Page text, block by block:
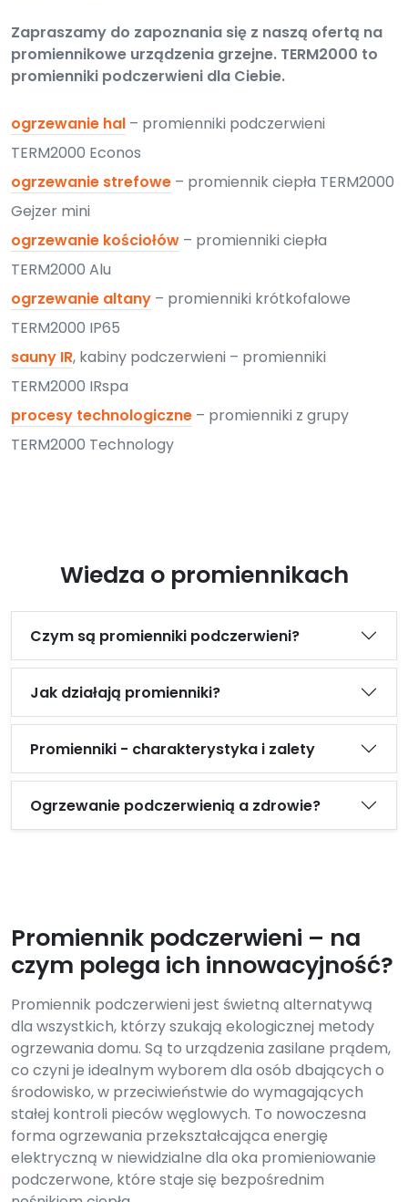
Zapraszamy do zapoznania się z naszą ofertą na
promiennikowe urządzenia grzejne. TERM2000 to
promienniki podczerwieni dla Ciebie.
ogrzewanie hal – promienniki podczerwieni
TERM2000 Econos
ogrzewanie strefowe – promiennik ciepła TERM2000
Gejzer mini
ogrzewanie kościołów – promienniki ciepła
TERM2000 Alu
ogrzewanie altany – promienniki krótkofalowe
TERM2000 IP65
sauny IR, kabiny podczerwieni – promienniki
TERM2000 IRspa
procesy technologiczne – promienniki z grupy
TERM2000 Technology
Wiedza o promiennikach
Czym są promienniki podczerwieni?
Jak działają promienniki?
Promienniki - charakterystyka i zalety
Ogrzewanie podczerwienią a zdrowie?
Promiennik podczerwieni – na
czym polega ich innowacyjność?
Promiennik podczerwieni jest świetną alternatywą
dla wszystkich, którzy szukają ekologicznej metody
ogrzewania domu. Są to urządzenia zasilane prądem,
co czyni je idealnym wyborem dla osób dbających o
środowisko, w przeciwieństwie do wymagających
stałej kontroli pieców węglowych. To nowoczesna
forma ogrzewania przekształcająca energię
elektryczną w niewidzialne dla oka promieniowanie
podczerwone, które staje się bezpośrednim